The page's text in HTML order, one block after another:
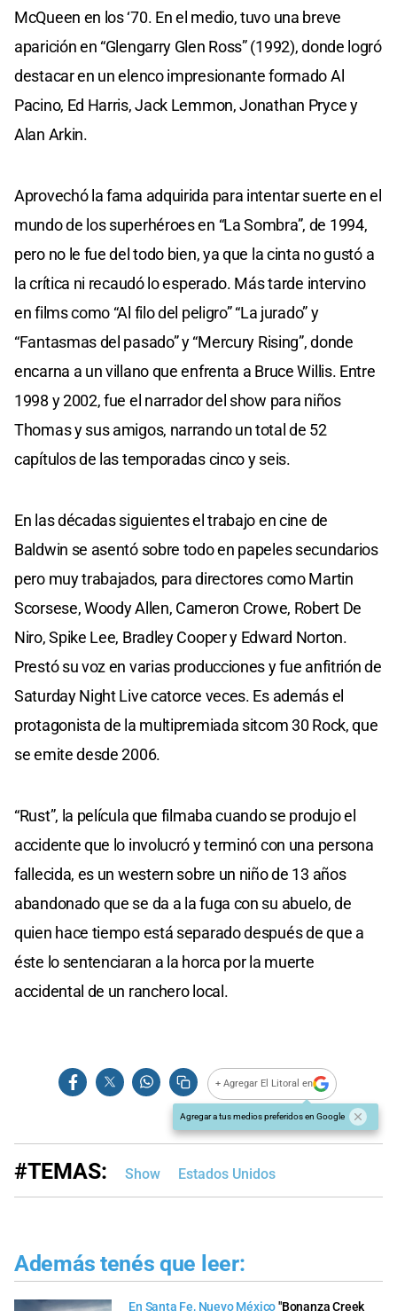
McQueen en los ‘70. En el medio, tuvo una breve
aparición en “Glengarry Glen Ross” (1992), donde logró
destacar en un elenco impresionante formado Al
Pacino, Ed Harris, Jack Lemmon, Jonathan Pryce y
Alan Arkin.
Aprovechó la fama adquirida para intentar suerte en el
mundo de los superhéroes en “La Sombra”, de 1994,
pero no le fue del todo bien, ya que la cinta no gustó a
la crítica ni recaudó lo esperado. Más tarde intervino
en films como “Al filo del peligro” “La jurado” y
“Fantasmas del pasado” y “Mercury Rising”, donde
encarna a un villano que enfrenta a Bruce Willis. Entre
1998 y 2002, fue el narrador del show para niños
Thomas y sus amigos, narrando un total de 52
capítulos de las temporadas cinco y seis.
En las décadas siguientes el trabajo en cine de
Baldwin se asentó sobre todo en papeles secundarios
pero muy trabajados, para directores como Martin
Scorsese, Woody Allen, Cameron Crowe, Robert De
Niro, Spike Lee, Bradley Cooper y Edward Norton.
Prestó su voz en varias producciones y fue anfitrión de
Saturday Night Live catorce veces. Es además el
protagonista de la multipremiada sitcom 30 Rock, que
se emite desde 2006.
“Rust”, la película que filmaba cuando se produjo el
accidente que lo involucró y terminó con una persona
fallecida, es un western sobre un niño de 13 años
abandonado que se da a la fuga con su abuelo, de
quien hace tiempo está separado después de que a
éste lo sentenciaran a la horca por la muerte
accidental de un ranchero local.
+ Agregar El Litoral en
Agregar a tus medios preferidos en Google
#TEMAS: Show Estados Unidos
Además tenés que leer:
En Santa Fe, Nuevo México"Bonanza Creek